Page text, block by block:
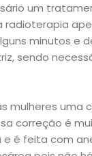
um
minutos e
sendo
mulheres uma
correção é
é feita com